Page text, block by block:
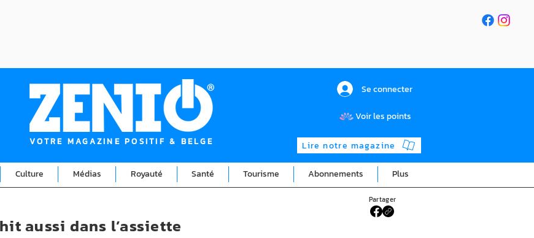
VOTRE MAGAZINE POSITIF & BELGE
Se connecter
Voir les points
Lire notre magazine
Culture Médias Royauté Santé Tourisme Abonnements Plus
Partager
aussi dans l’assiette